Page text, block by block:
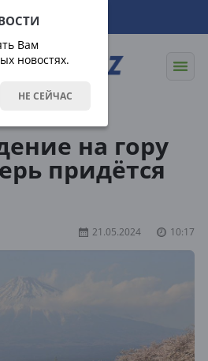
Вам
новостях.
НЕ СЕЙЧАС
на гору
придётся
21.05.2024 10:17